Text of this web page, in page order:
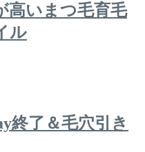
高いまつ毛育毛
ル
終了＆毛穴引き